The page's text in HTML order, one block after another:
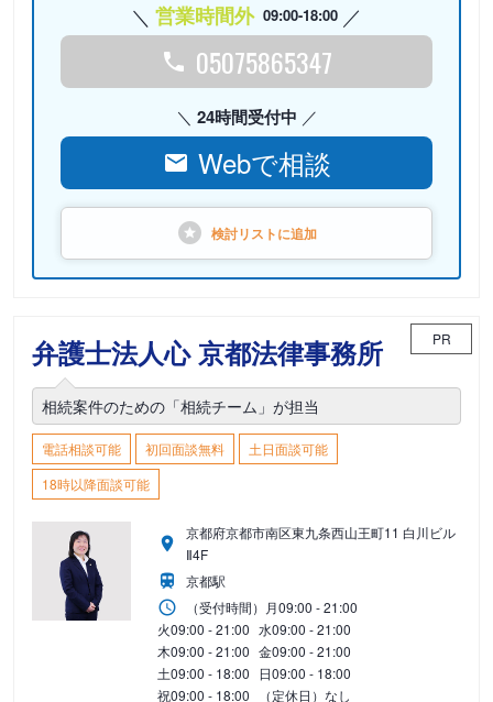
営業時間外 09:00-18:00
05075865347
24時間受付中
Webで相談
検討リストに追加
弁護士法人心 京都法律事務所 PR
相続案件のための「相続チーム」が担当
電話相談可能 初回面談無料
土日面談可能
18時以降面談可能
京都府京都市南区東九条西山王町11 白川ビル
Ⅱ4F
京都駅
（受付時間） 月09:00 - 21:00
火09:00 - 21:00 水09:00 - 21:00
木09:00 - 21:00 金09:00 - 21:00
土09:00 - 18:00 日09:00 - 18:00
祝09:00 - 18:00 （定休日）なし